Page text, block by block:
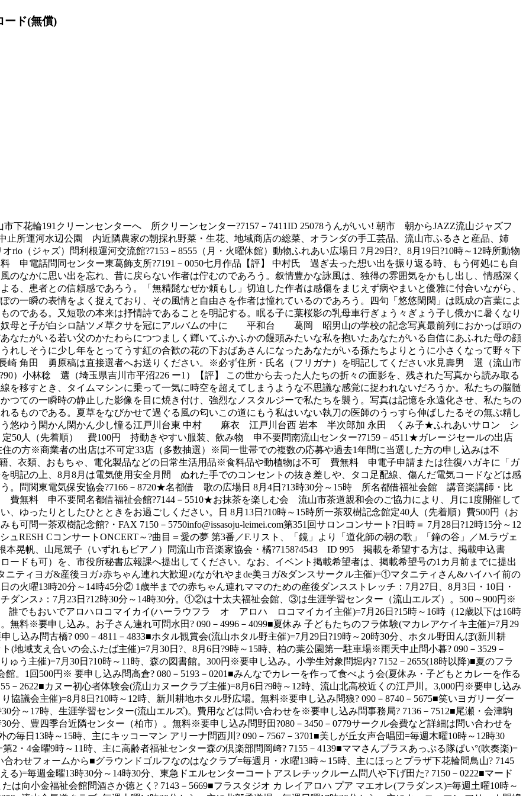
ード(無償)
市下花輪191クリーンセンターへ 所クリーンセンター?7157－7411ID 25078うんがいい! 朝市 朝からJAZZ流山ジャズフ
止所運河水辺公園 内近隣農家の朝採れ野菜・生花、地域商店の総菜、オランダの手工芸品、流山市ふるさと産品、姉
（ジャズ）問利根運河交流館?7153－8555（月・火曜休館）動物ふれあい広場日 7月29日?、8月19日?10時～12時所動物
申電話問同センター東葛飾支所?7191－0050七月作品【評】 中村氏 過ぎ去った想い出を振り返る時、もう何処にも自
のなかに思い出を忘れ、昔に戻らない作者は佇むのであろう。叙情豊かな詠風は、独得の雰囲気をかもし出し、情感深く
、患者との信頼感であろう。「無精髭なぜか頼もし」切迫した作者は感傷をまじえず病やまいと優雅に付合いながら、
一瞬の表情をよく捉えており、その風情と自由さを作者は憧れているのであろう。四句「悠悠閑閑」は既成の言葉によ
のである。又短歌の本来は抒情詩であることを明記する。眠る子に葉桜影の乳母車行ぎょう々ぎょう子し俄かに暑くなり
奴母と子が白シロ詰ツメ草クサを冠にアルバムの中に 平和台 葛岡 昭男山の学校の記念写真最前列におかっぱ頭の
なたがいる若い父のかたわらにつつましく輝いてふかふかの饅頭みたいな私を抱いたあなたがいる自信にあふれた母の顔
れしそうに少し年をとってうす紅の合歓の花の下おばあさんになったあなたがいる孫たちよりとうに小さくなって野々下
角田 勇原稿は直接選者へお送りください。※必ず住所・氏名（フリガナ）を明記してください水見壽男 選（流山市
）小林稔 選（埼玉県吉川市平沼226 ー1）【評】 この世から去った人たちの折々の面影を、残された写真から読み取る
を移すとき、タイムマシンに乗って一気に時空を超えてしまうような不思議な感覚に捉われないだろうか。私たちの脳髄
つての一瞬時の静止した影像を目に焼き付け、強烈なノスタルジーで私たちを襲う。写真は記憶を永遠化させ、私たちの
るものである。夏草をなびかせて過ぐる風の匂いこの道にもう私はいない執刀の医師のうっすら伸ばしたるその無ぶ精し
ゆう悠ゆう閑かん閑かん少し憧る江戸川台東 中村 麻衣 江戸川台西 岩本 半次郎加 永田 くみ子★ふれあいサロン シ
50人（先着順） 費100円 持動きやすい服装、飲み物 申不要問南流山センター?7159－4511★ガレージセールの出店
の方※商業者の出店は不可定33店（多数抽選）※同一世帯での複数の応募や過去1年間に当選した方の申し込みは不
、衣類、おもちゃ、電化製品などの日常生活用品※食料品や動植物は不可 費無料 申電子申請または往復ハガキに「ガ
明記の上、8月8月は電気使用安全月間 ぬれた手でのコンセントの抜き差しや、タコ足配線、傷んだ電気コードなどは感
。問関東電気保安協会?7166－8720★名都借 歌の広場日 8月4日?13時30分～15時 所名都借福祉会館 講音楽講師・比
無料 申不要問名都借福祉会館?7144－5510★お抹茶を楽しむ会 流山市茶道親和会のご協力により、月に1度開催して
ゆったりとしたひとときをお過ごしください。日 8月13日?10時～15時所一茶双樹記念館定40人（先着順）費500円（お
問一茶双樹記念館?・FAX 7150－5750info@issasoju-leimei.com第351回サロンコンサート?日時＝ 7月28日?12時15分～12
ュRESH CコンサートONCERT～?曲目＝愛の夢 第3番／F.リスト、「鏡」より「道化師の朝の歌」「鐘の谷」／M.ラヴェ
本晃帆、山尾篤子（いずれもピアノ）問流山市音楽家協会・橘?7158?4543 ID 995 掲載を希望する方は、掲載申込書
ードも可）を、市役所秘書広報課へ提出してください。なお、イベント掲載希望者は、掲載希望号の1カ月前までに提出
ニティヨガ&産後ヨガ♪赤ちゃん連れ大歓迎♪(ながれやまde美ヨガ&ダンスサークル主催)=①マタニティさん&ハイハイ前の
の火曜13時20分～14時45分② 1歳半までの赤ちゃん連れママのための産後ダンスストレッチ：7月27日、8月3日・10日・
ダンス♪：7月23日?12時30分～14時30分。①②は十太夫福祉会館、③は生涯学習センター（流山エルズ）。500～900円※
誰でもおいでアロハロコマイカイ(ハーラウフラ オ アロハ ロコマイカイ主催)=7月26日?15時～16時（12歳以下は16時
無料※要申し込み。お子さん連れ可問水田? 090－4996－4099■夏休み 子どもたちのフラ体験(マカレアケイキ主催)=7月29
し込み問古橋? 090－4811－4833■ホタル観賞会(流山ホタル野主催)=7月29日?19時～20時30分、ホタル野田んぼ(新川耕
(地域支え合いの会ふたば主催)=7月30日?、8月6日?9時～15時、柏の葉公園第一駐車場※雨天中止問小暮? 090－3529－
う主催)=7月30日?10時～11時、森の図書館。300円※要申し込み。小学生対象問堀内? 7152－2655(18時以降)■夏のフラ
館。1回500円※ 要申し込み問高倉? 080－5193－0201■みんなでカレーを作って食べよう会(夏休み・子どもとカレーを作る
－2622■カヌー初心者体験会(流山カヌークラブ主催)=8月6日?9時～12時、流山北高校近くの江戸川。3,000円※要申し込み
協議会主催)=8月8日?10時～12時、新川耕地ホタル野広場。無料※要申し込み問狼? 090－8740－5675■笑いヨガリーダー
分～17時、生涯学習センター(流山エルズ)。費用などは問い合わせを※要申し込み問事務局? 7136－7512■尾瀬・会津駒
分、豊四季台近隣センター（柏市）。無料※要申し込み問野田?080－3450－0779サークル会費など詳細は問い合わせを
毎日13時～15時、主にキッコーマン アリーナ問西川? 090－7567－3701■美しが丘女声合唱団=毎週木曜10時～12時30
2・4金曜9時～11時、主に高齢者福祉センター森の倶楽部問岡﨑? 7155－4139■ママさんブラスあっぷる隊ぱい°(吹奏楽)=
わせフォームから■グラウンドゴルフなのはなクラブ=毎週月・水曜13時～15時、主にほっとプラザ下花輪問鳥山? 7145
る)=毎週金曜13時30分～14時30分、東急ドエルセンターコートアスレチックルーム問八や下げ田た? 7150－0222■マード
は向小金福祉会館問酒さか徳とく? 7143－5669■フラスタジオ カ レイアロハ プア マエオレ(フラダンス)=毎週土曜10時～